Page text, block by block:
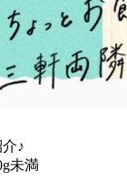
♪
未満